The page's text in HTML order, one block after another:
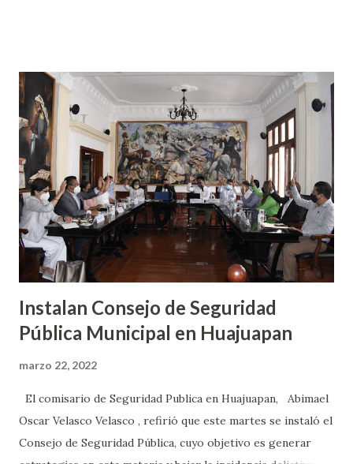
inicio de la protesta los manifestantes habían informado
que estarían bloqueando desde las 7 de la mañana hasta la
1 de la tarde sin dar paso a ningún vehículo, sin embargo, al
mediodía del martes la Segego informó a través de sus
redes sociales que tuvieron una mesa de diálogo con las
comunidades, por lo que el paso a los carros fue
intermitente. Los q...
Instalan Consejo de Seguridad
Pública Municipal en Huajuapan
marzo 22, 2022
El comisario de Seguridad Publica en Huajuapan, Abimael
Oscar Velasco Velasco , refirió que este martes se instaló el
Consejo de Seguridad Pública, cuyo objetivo es generar